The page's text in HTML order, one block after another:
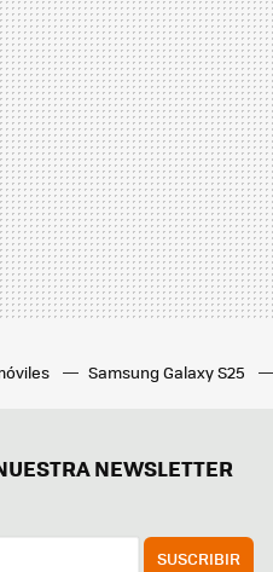
Samsung Galaxy S25
NEWSLETTER
SUSCRIBIR